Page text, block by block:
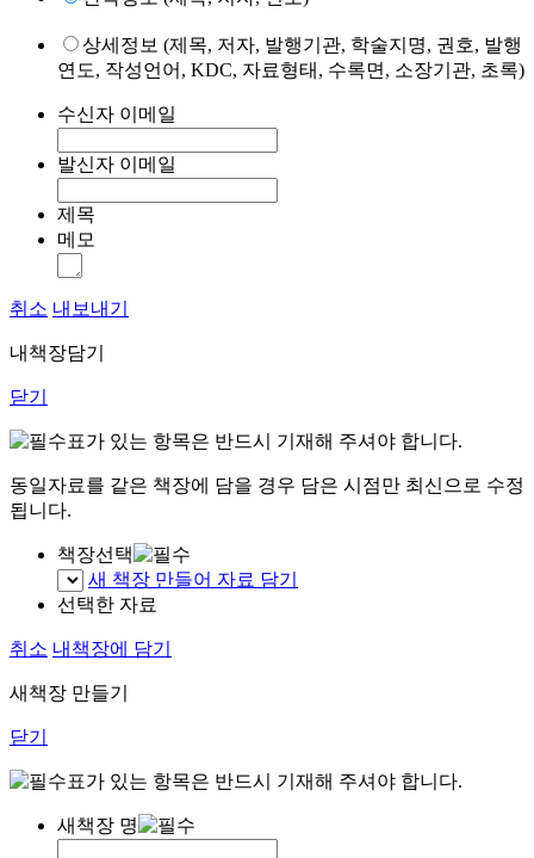
상세정보 (제목, 저자, 발행기관, 학술지명, 권호, 발행
연도, 작성언어, KDC, 자료형태, 수록면, 소장기관, 초록)
수신자 이메일
발신자 이메일
제목
메모
취소 내보내기
내책장담기
닫기
표가 있는 항목은 반드시 기재해 주셔야 합니다.
동일자료를 같은 책장에 담을 경우 담은 시점만 최신으로 수정
됩니다.
책장선택
새 책장 만들어 자료 담기
선택한 자료
취소 내책장에 담기
새책장 만들기
닫기
표가 있는 항목은 반드시 기재해 주셔야 합니다.
새책장 명